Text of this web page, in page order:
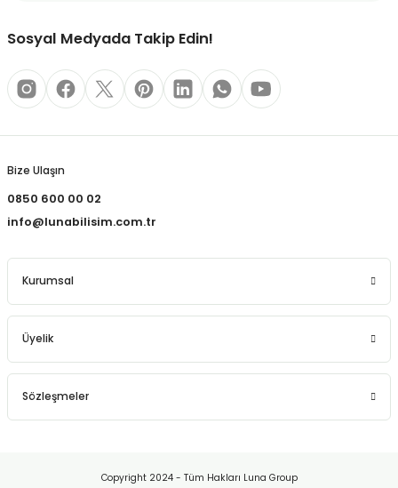
Sosyal Medyada Takip Edin!
Bize Ulaşın
0850 600 00 02
info@lunabilisim.com.tr
Kurumsal
Üyelik
Sözleşmeler
Copyright 2024 - Tüm Hakları Luna Group